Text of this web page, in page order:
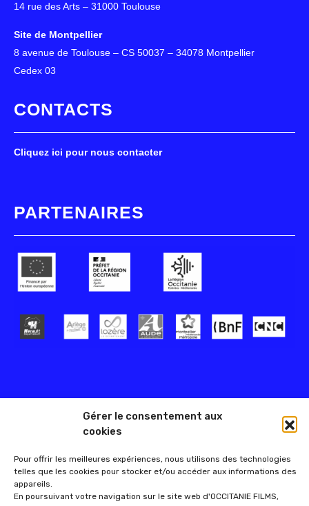
Gérer le consentement aux
cookies
Pour offrir les meilleures expériences, nous utilisons des technologies
telles que les cookies pour stocker et/ou accéder aux informations des
appareils.
En poursuivant votre navigation sur le site web d'OCCITANIE FILMS,
14 rue des Arts – 31000 Toulouse
Site de Montpellier
8 avenue de Toulouse – CS 50037 – 34078 Montpellier
Cedex 03
CONTACTS
Cliquez ici pour nous contacter
PARTENAIRES